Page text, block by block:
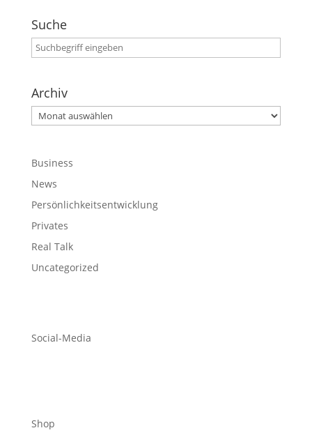
Suche
Archiv
Archiv
Business
News
Persönlichkeitsentwicklung
Privates
Real Talk
Uncategorized
Social-Media
Shop